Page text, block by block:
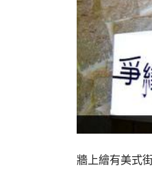
牆上繪有美式